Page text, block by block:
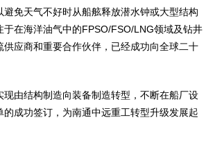
免天气不好时从船舷释放潜水钟或大型结构
在海洋油气中的FPSO/FSO/LNG领域及钻井
供应商和重要合作伙伴，已经成功向全球二十
由结构制造向装备制造转型，不断在船厂设
成功签订，为南通中远重工转型升级发展起